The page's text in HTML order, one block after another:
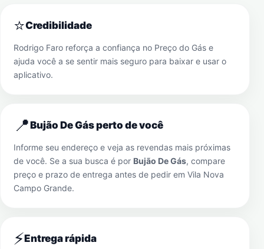
⭐Credibilidade
Rodrigo Faro reforça a confiança no Preço do Gás e
ajuda você a se sentir mais seguro para baixar e usar o
aplicativo.
📍Bujão De Gás perto de você
Informe seu endereço e veja as revendas mais próximas
de você. Se a sua busca é por Bujão De Gás, compare
preço e prazo de entrega antes de pedir em Vila Nova
Campo Grande.
⚡Entrega rápida